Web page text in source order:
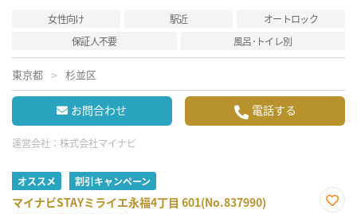
女性向け 駅近
オートロック
保証人不要
風呂･トイレ別
東京都 杉並区
お問合わせ 電話する
運営会社： 株式会社マイナビ
オススメ 割引キャンペーン
マイナビSTAYミライエ永福4丁目 601(No.837990)